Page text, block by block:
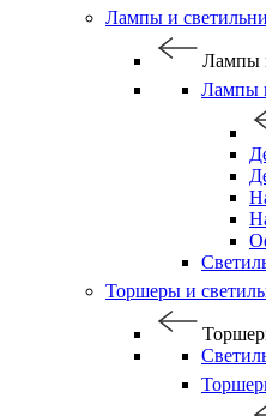
Лампы и
Лампы
Лампы
Торшеры и